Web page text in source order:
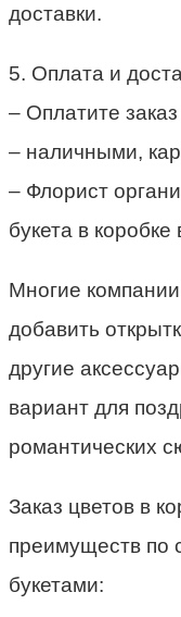
доставки.
5. Оплата и
– Оплатите
– наличными,
– Флорист
букета в
Многие
добавить
другие
вариант для
романтических
Заказ цветов в
преимуществ по
букетами: